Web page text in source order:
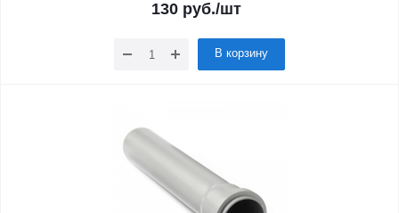
130 руб./шт
В корзину